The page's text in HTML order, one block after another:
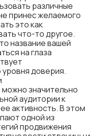
различные
принес желаемого
это как
что-то другое.
название вашей
на глаза
доверия.
значительно
аудитории к
активность. В этом
одной из
продвижения